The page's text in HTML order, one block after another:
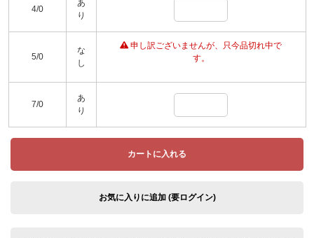
4/0
あ
り
5/0
な
し
申し訳ございませんが、只今品切れ中で
す。
7/0
あ
り
カートに入れる
お気に入りに追加 (要ログイン)